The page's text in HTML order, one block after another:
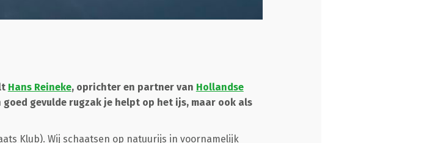
Hans Reineke, oprichter en partner van Hollandse
gevulde rugzak je helpt op het ijs, maar ook als
Klub). Wij schaatsen op natuurijs in voornamelijk